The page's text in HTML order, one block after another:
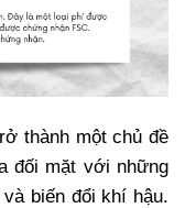
thành một chủ đề
đối mặt với những
biến đổi khí hậu.